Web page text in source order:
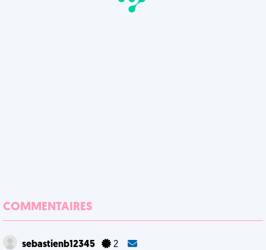
COMMENTAIRES
sebastienb12345 2